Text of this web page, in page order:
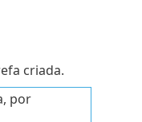
criada.
por